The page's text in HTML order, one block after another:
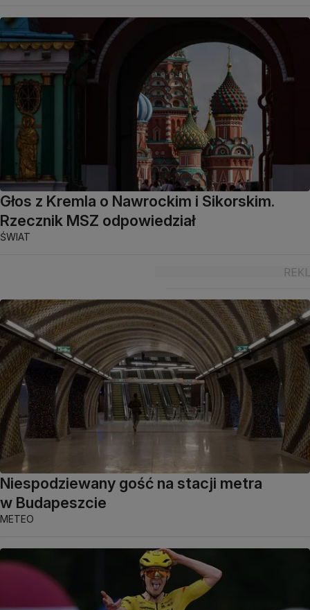
Głos z Kremla o Nawrockim i Sikorskim.
Rzecznik MSZ odpowiedział
ŚWIAT
Niespodziewany gość na stacji metra
w Budapeszcie
METEO